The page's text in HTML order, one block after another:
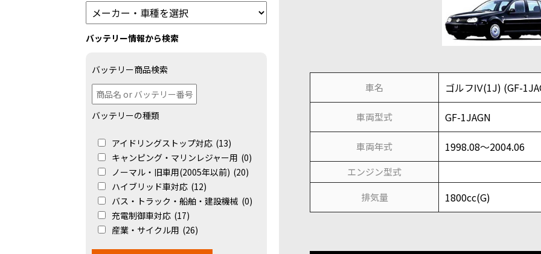
車名 ゴルフⅣ(1J) (GF-
車両型式 GF-1JAGN
車両年式 1998.08～2004.06
エンジン型式
排気量
1800cc(G)
バッテリー情報から検索
バッテリー商品検索
バッテリーの種類
アイドリングストップ対応 (13)
キャンピング・マリンレジャー用 (0)
ノーマル・旧車用(2005年以前) (20)
ハイブリッド車対応 (12)
バス・トラック・船舶・建設機械 (0)
充電制御車対応 (17)
産業・サイクル用 (26)